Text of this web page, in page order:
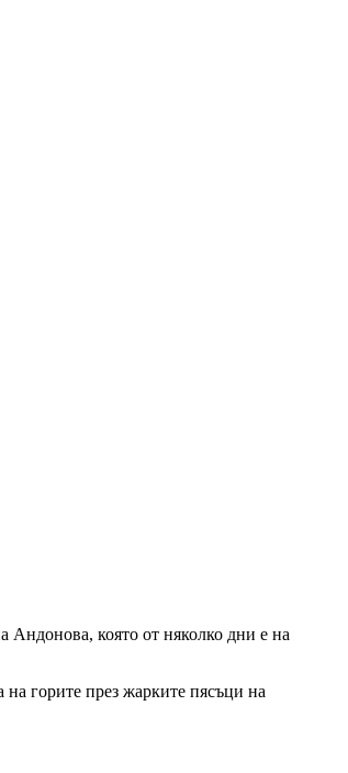
която от няколко дни е на
на горите през жарките пясъци на